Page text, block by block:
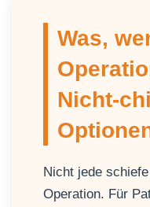
Was,
Nicht-
Nicht jede
Operation. Für